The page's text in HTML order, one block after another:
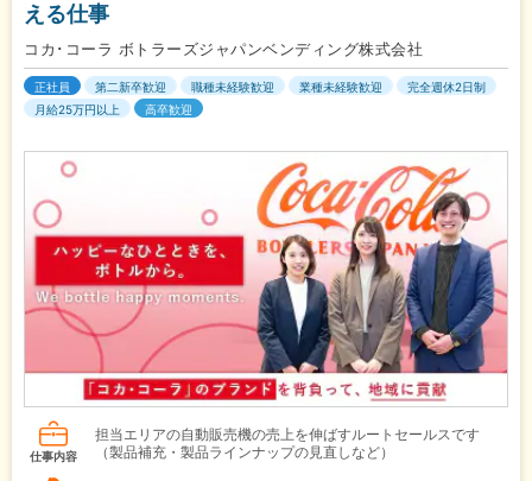
える仕事
コカ･コーラ ボトラーズジャパンベンディング株式会社
正社員 第二新卒歓迎 職種未経験歓迎 業種未経験歓迎
完全週休2日制
月給25万円以上
高卒歓迎
仕事内容
担当エリアの自動販売機の売上を伸ばすルートセールスです
（製品補充・製品ラインナップの見直しなど）